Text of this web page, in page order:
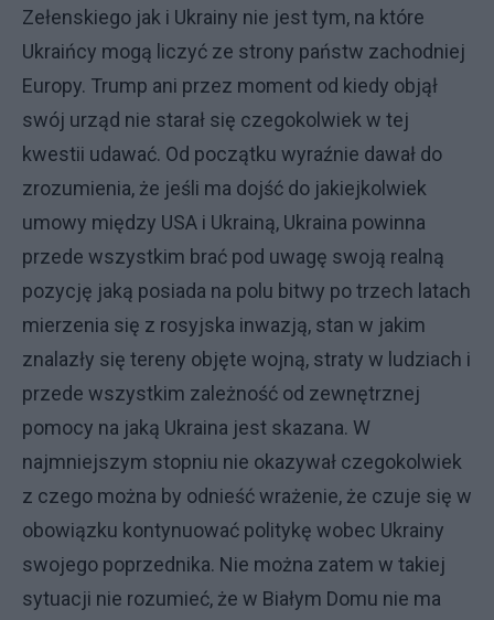
Zełenskiego jak i Ukrainy nie jest tym, na które
Ukraińcy mogą liczyć ze strony państw zachodniej
Europy. Trump ani przez moment od kiedy objął
swój urząd nie starał się czegokolwiek w tej
kwestii udawać. Od początku wyraźnie dawał do
zrozumienia, że jeśli ma dojść do jakiejkolwiek
umowy między USA i Ukrainą, Ukraina powinna
przede wszystkim brać pod uwagę swoją realną
pozycję jaką posiada na polu bitwy po trzech latach
mierzenia się z rosyjska inwazją, stan w jakim
znalazły się tereny objęte wojną, straty w ludziach i
przede wszystkim zależność od zewnętrznej
pomocy na jaką Ukraina jest skazana. W
najmniejszym stopniu nie okazywał czegokolwiek
z czego można by odnieść wrażenie, że czuje się w
obowiązku kontynuować politykę wobec Ukrainy
swojego poprzednika. Nie można zatem w takiej
sytuacji nie rozumieć, że w Białym Domu nie ma